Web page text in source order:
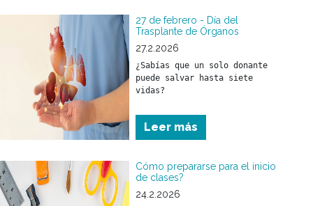
27 de febrero - Día del
Trasplante de Órganos
27.2.2026
¿Sabías que un solo donante
puede salvar hasta siete
vidas?
Leer más
Cómo prepararse para el inicio
de clases?
24.2.2026